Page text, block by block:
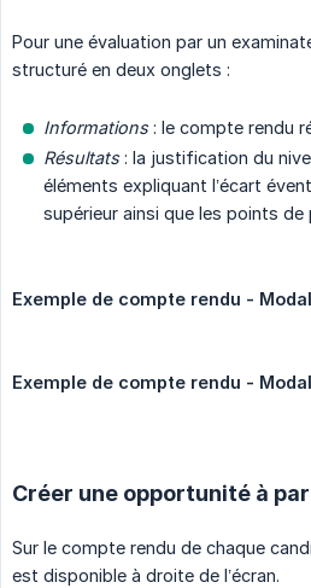
Pour une évaluation par un
structuré en deux onglets :
Informations: le compte rendu
Résultats: la justification du
éléments expliquant l’écart
supérieur ainsi que les points
Exemple de compte rendu -
Exemple de compte rendu -
Créer une opportunité à
Sur le compte rendu de chaque
est disponible à droite de l’écran.